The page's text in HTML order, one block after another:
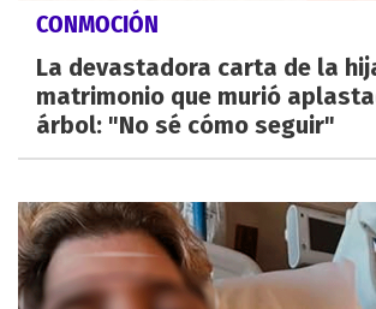
CONMOCIÓN
La devastadora carta de la
matrimonio que murió
árbol: "No sé cómo seguir"